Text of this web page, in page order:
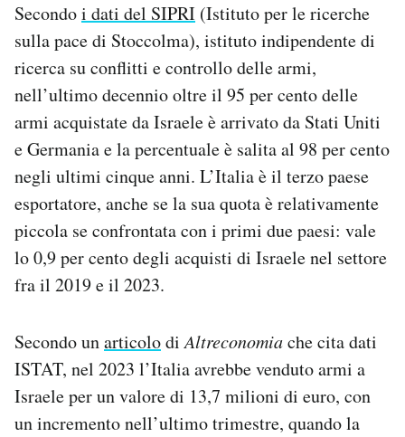
Secondoi dati del SIPRI (Istituto per le ricerche
sulla pace di Stoccolma), istituto indipendente di
ricerca su conflitti e controllo delle armi,
nell’ultimo decennio oltre il 95 per cento delle
armi acquistate da Israele è arrivato da Stati Uniti
e Germania e la percentuale è salita al 98 per cento
negli ultimi cinque anni. L’Italia è il terzo paese
esportatore, anche se la sua quota è relativamente
piccola se confrontata con i primi due paesi: vale
lo 0,9 per cento degli acquisti di Israele nel settore
fra il 2019 e il 2023.
Secondo unarticolodiAltreconomiache cita dati
ISTAT, nel 2023 l’Italia avrebbe venduto armi a
Israele per un valore di 13,7 milioni di euro, con
un incremento nell’ultimo trimestre, quando la